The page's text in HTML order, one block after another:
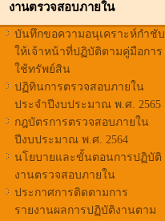
งานตรวจสอบภายใน
บันทึกขอความอนุเคราะห์กำชับ
ให้เจ้าหน้าที่ปฏิบัติตามคู่มือการ
ใช้ทรัพย์สิน
ปฏิทินการตรวจสอบภายใน
ประจำปีงบประมาณ พ.ศ. 2565
กฎบัตรการตรวจสอบภายใน
ปีงบประมาณ พ.ศ. 2564
นโยบายและขั้นตอนการปฏิบัติ
งานตรวจสอบภายใน
ประกาศการติดตามการ
รายงานผลการปฏิบัติงานตาม